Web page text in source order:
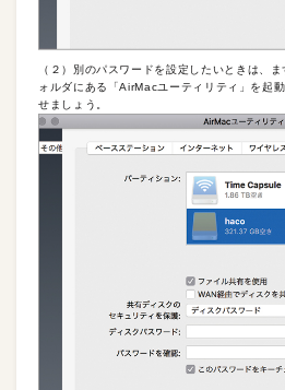
（２）別のパスワードを設定したいときは、
ォルダにある「AirMacユーティリティ」を起
せましょう。